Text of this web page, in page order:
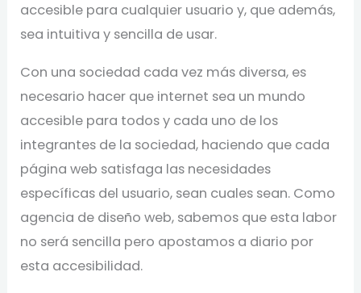
accesible para cualquier usuario y, que además,
sea intuitiva y sencilla de usar.
Con una sociedad cada vez más diversa, es
necesario hacer que internet sea un mundo
accesible para todos y cada uno de los
integrantes de la sociedad, haciendo que cada
página web satisfaga las necesidades
específicas del usuario, sean cuales sean. Como
agencia de diseño web, sabemos que esta labor
no será sencilla pero apostamos a diario por
esta accesibilidad.